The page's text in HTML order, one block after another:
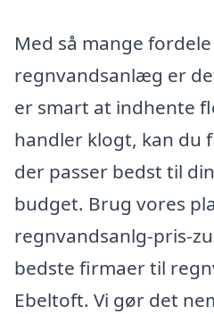
Med så mange
regnvandsanlæg er
er smart at indhente
handler klogt, kan du
der passer bedst til
budget. Brug vores
regnvandsanlg-pris-
bedste firmaer til
Ebeltoft. Vi gør det